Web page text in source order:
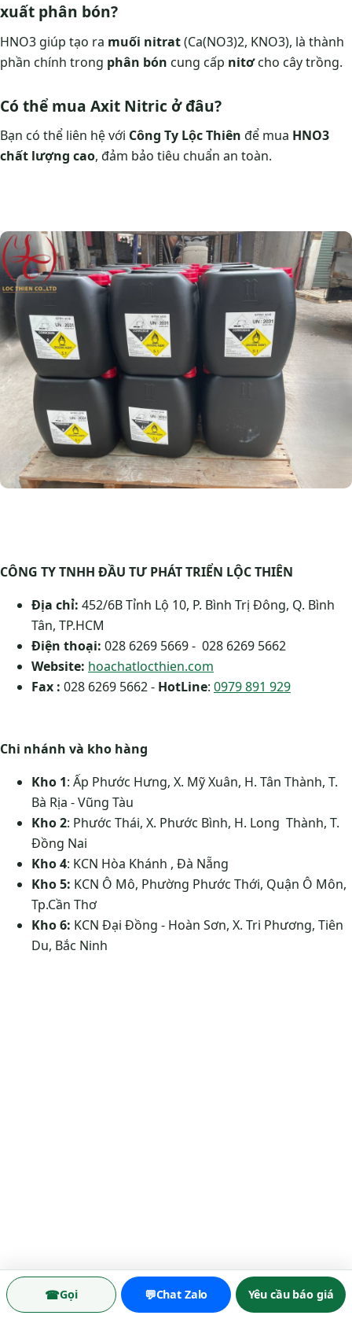
xuất phân bón?
HNO3 giúp tạo ra muối nitrat(Ca(NO3)2, KNO3), là thành
phần chính trong phân bón cung cấp nitơcho cây trồng.
Có thể mua Axit Nitric ở đâu?
Bạn có thể liên hệ với Công Ty Lộc Thiên để mua HNO3
chất lượng cao, đảm bảo tiêu chuẩn an toàn.
CÔNG TY TNHH ĐẦU TƯ PHÁT TRIỂN LỘC THIÊN
Địa chỉ: 452/6B Tỉnh Lộ 10, P. Bình Trị Đông, Q. Bình
Tân, TP.HCM
Điện thoại: 028 6269 5669 - 028 6269 5662
Website: hoachatlocthien.com
Fax : 028 6269 5662 - HotLine: 0979 891 929
Chi nhánh và kho hàng
Kho 1: Ấp Phước Hưng, X. Mỹ Xuân, H. Tân Thành, T.
Bà Rịa - Vũng Tàu
Kho 2: Phước Thái, X. Phước Bình, H. Long Thành, T.
Đồng Nai
Kho 4: KCN Hòa Khánh , Đà Nẵng
Kho 5: KCN Ô Mô, Phường Phước Thới, Quận Ô Môn,
Tp.Cần Thơ
Kho 6: KCN Đại Đồng - Hoàn Sơn, X. Tri Phương, Tiên
Du, Bắc Ninh
☎Gọi 💬Chat Zalo Yêu cầu báo giá